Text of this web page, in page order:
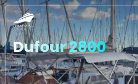
Dufour 2800